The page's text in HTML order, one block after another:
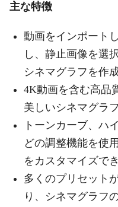
主な特徴
動画をインポート
し、静止画像を選
シネマグラフを作
4K動画を含む高品
美しいシネマグラ
トーンカーブ、ハ
どの調整機能を使
をカスタマイズで
多くのプリセット
り、シネマグラフ